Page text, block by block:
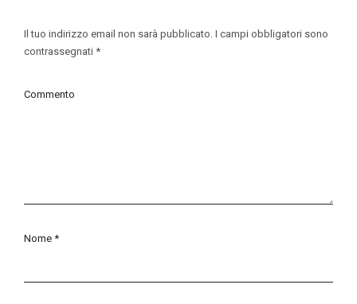
Il tuo indirizzo email non sarà pubblicato. I campi obbligatori sono
contrassegnati *
Commento
Nome *